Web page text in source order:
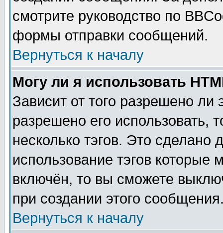
смотрите руководство по
формы отправки сообщений.
Вернуться к началу
Могу ли я использовать
Зависит от того разрешено
разрешено его использовать,
несколько тэгов. Это сделано
использование тэгов
включён, то вы сможете
при создании этого
Вернуться к началу